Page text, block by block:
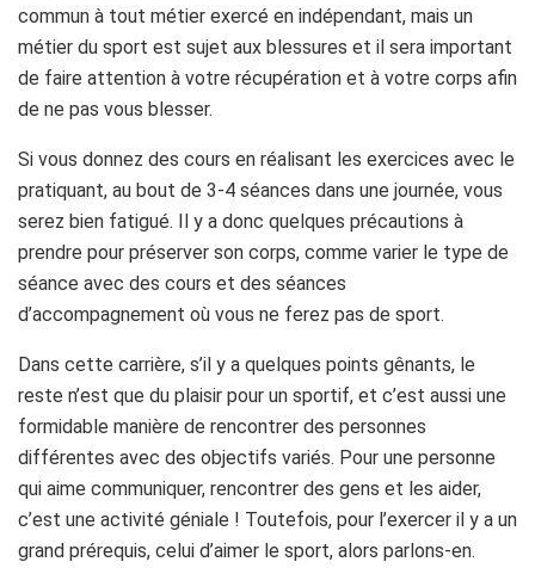
commun à tout métier exercé en indépendant, mais un
métier du sport est sujet aux blessures et il sera important
de faire attention à votre récupération et à votre corps afin
de ne pas vous blesser.
Si vous donnez des cours en réalisant les exercices avec le
pratiquant, au bout de 3-4 séances dans une journée, vous
serez bien fatigué. Il y a donc quelques précautions à
prendre pour préserver son corps, comme varier le type de
séance avec des cours et des séances
d’accompagnement où vous ne ferez pas de sport.
Dans cette carrière, s’il y a quelques points gênants, le
reste n’est que du plaisir pour un sportif, et c’est aussi une
formidable manière de rencontrer des personnes
différentes avec des objectifs variés. Pour une personne
qui aime communiquer, rencontrer des gens et les aider,
c’est une activité géniale ! Toutefois, pour l’exercer il y a un
grand prérequis, celui d’aimer le sport, alors parlons-en.